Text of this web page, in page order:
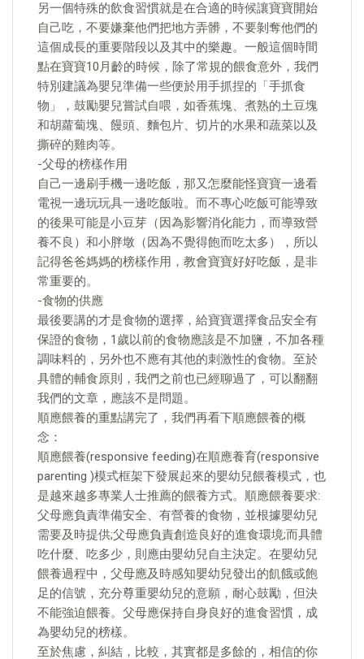
另一個特殊的飲食習慣就是在合適的時候讓寶寶開始
自己吃，不要嫌棄他們把地方弄髒，不要剝奪他們的
這個成長的重要階段以及其中的樂趣。一般這個時間
點在寶寶10月齡的時候，除了常規的餵食意外，我們
特別建議為嬰兒準備一些便於用手抓捏的「手抓食
物」，鼓勵嬰兒嘗試自喂，如香蕉塊、煮熟的土豆塊
和胡蘿蔔塊、饅頭、麵包片、切片的水果和蔬菜以及
撕碎的雞肉等。
-父母的榜樣作用
自己一邊刷手機一邊吃飯，那又怎麼能怪寶寶一邊看
電視一邊玩玩具一邊吃飯啦。而不專心吃飯可能導致
的後果可能是小豆芽（因為影響消化能力，而導致營
養不良）和小胖墩（因為不覺得飽而吃太多），所以
記得爸爸媽媽的榜樣作用，教會寶寶好好吃飯，是非
常重要的。
-食物的供應
最後要講的才是食物的選擇，給寶寶選擇食品安全有
保證的食物，1歲以前的食物應該是不加鹽，不加各種
調味料的，另外也不應有其他的刺激性的食物。至於
具體的輔食原則，我們之前也已經聊過了，可以翻翻
我們的文章，應該不是問題。
順應餵養的重點講完了，我們再看下順應餵養的概
念：
順應餵養(responsive feeding)在順應養育(responsive
parenting )模式框架下發展起來的嬰幼兒餵養模式，也
是越來越多專業人士推薦的餵養方式。順應餵養要求:
父母應負責準備安全、有營養的食物，並根據嬰幼兒
需要及時提供;父母應負責創造良好的進食環境;而具體
吃什麼、吃多少，則應由嬰幼兒自主決定。在嬰幼兒
餵養過程中，父母應及時感知嬰幼兒發出的飢餓或飽
足的信號，充分尊重嬰幼兒的意願，耐心鼓勵，但決
不能強迫餵養。父母應保持自身良好的進食習慣，成
為嬰幼兒的榜樣。
至於焦慮，糾結，比較，其實都是多餘的，相信的你